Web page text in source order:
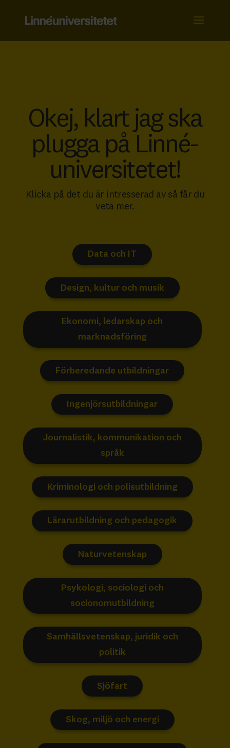
content
Okej, klart­ jag ska
plugga på Linné­
universitetet!
Klicka på det du är intresserad av så får du
veta mer.
Data och IT
Design, kultur och musik
Ekonomi, ledarskap och
marknadsföring
Förberedande utbildningar
Ingenjörsutbildningar
Journalistik, kommunikation och
språk
Kriminologi och polisutbildning
Lärarutbildning och pedagogik
Naturvetenskap
Psykologi, sociologi och
socionomutbildning
Samhällsvetenskap, juridik och
politik
Sjöfart
Skog, miljö och energi